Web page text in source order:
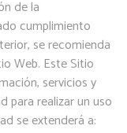
de la
cumplimiento
se recomienda
Web. Este Sitio
servicios y
para realizar un uso
se extenderá a: